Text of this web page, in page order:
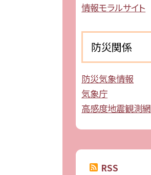
情報モラルサイト
防災関係
防災気象情報
気象庁
高感度地震観測網
RSS